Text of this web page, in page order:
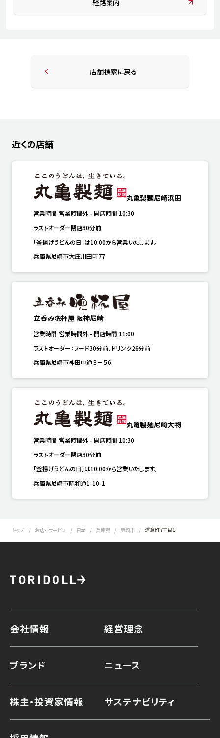
経路案内
店舗検索に戻る
近くの店舗
丸亀製麺尼崎浜田
営業時間 営業時間外 - 開店時間 10:30
ラストオーダー閉店30分前
「釜揚げうどんの日」は10:00から営業いたします。
兵庫県尼崎市大庄川田町77
立呑み晩杯屋 阪神尼崎
営業時間 営業時間外 - 開店時間 11:00
ラストオーダー：フード30分前、ドリンク26分前
兵庫県尼崎市神田中通３－５６
丸亀製麺尼崎大物
営業時間 営業時間外 - 開店時間 10:30
ラストオーダー閉店30分前
「釜揚げうどんの日」は10:00から営業いたします。
兵庫県尼崎市昭和通1-10-1
トップ お店・ サービス 日本 兵庫県 尼崎市 道意町7丁目1
会社情報 経営理念
ブランド ニュース
株主・投資家情報 サステナビリティ